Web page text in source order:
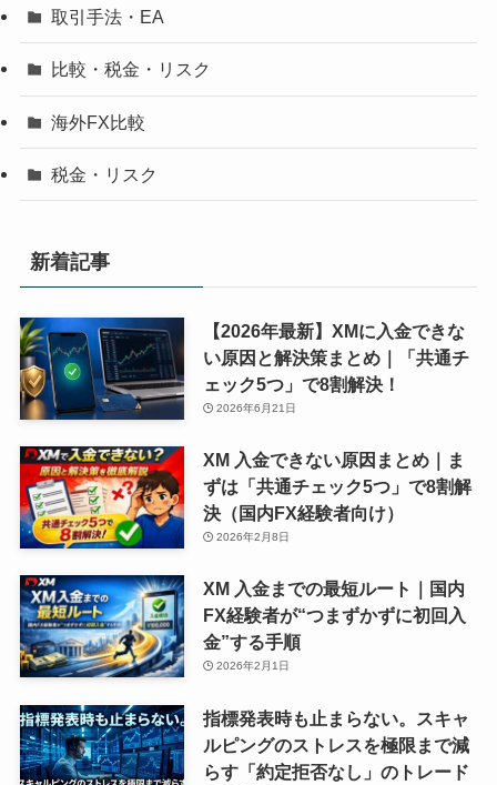
取引手法・EA
比較・税金・リスク
海外FX比較
税金・リスク
新着記事
【2026年最新】XMに入金できな
い原因と解決策まとめ｜「共通チ
ェック5つ」で8割解決！
2026年6月21日
XM 入金できない原因まとめ｜ま
ずは「共通チェック5つ」で8割解
決（国内FX経験者向け）
2026年2月8日
XM 入金までの最短ルート｜国内
FX経験者が“つまずかずに初回入
金”する手順
2026年2月1日
指標発表時も止まらない。スキャ
ルピングのストレスを極限まで減
らす「約定拒否なし」のトレード